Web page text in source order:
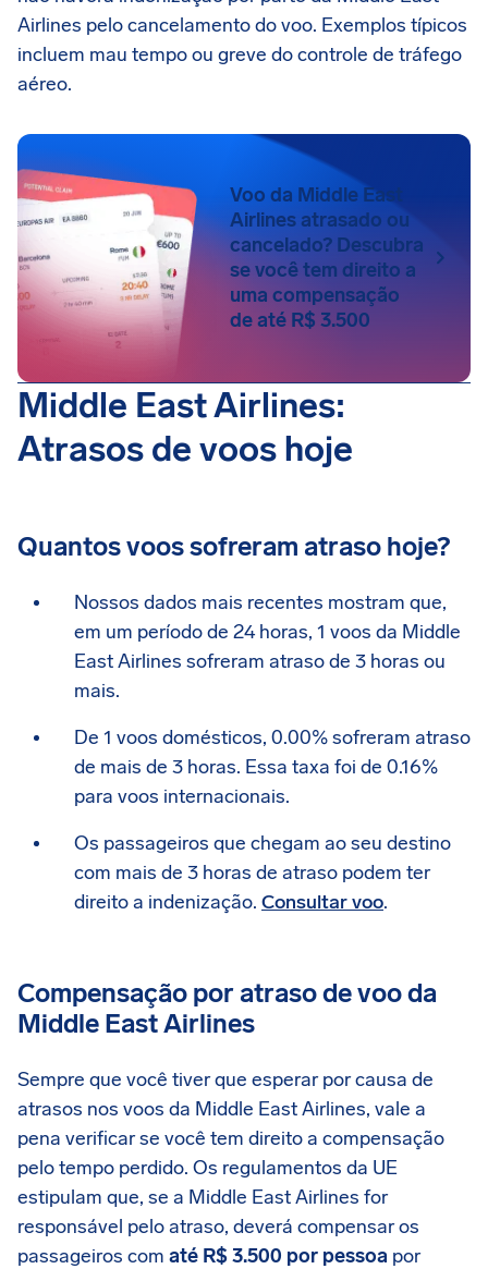
Airlines pelo cancelamento do voo. Exemplos típicos
incluem mau tempo ou greve do controle de tráfego
aéreo.
Voo da Middle East
Airlines atrasado ou
cancelado? Descubra
se você tem direito a
uma compensação
de até R$ 3.500
Middle East Airlines:
Atrasos de voos hoje
Quantos voos sofreram atraso hoje?
Nossos dados mais recentes mostram que,
em um período de 24 horas, 1 voos da Middle
East Airlines sofreram atraso de 3 horas ou
mais.
De 1 voos domésticos, 0.00% sofreram atraso
de mais de 3 horas. Essa taxa foi de 0.16%
para voos internacionais.
Os passageiros que chegam ao seu destino
com mais de 3 horas de atraso podem ter
direito a indenização. Consultar voo.
Compensação por atraso de voo da
Middle East Airlines
Sempre que você tiver que esperar por causa de
atrasos nos voos da Middle East Airlines, vale a
pena verificar se você tem direito a compensação
pelo tempo perdido. Os regulamentos da UE
estipulam que, se a Middle East Airlines for
responsável pelo atraso, deverá compensar os
passageiros com até R$ 3.500 por pessoa por